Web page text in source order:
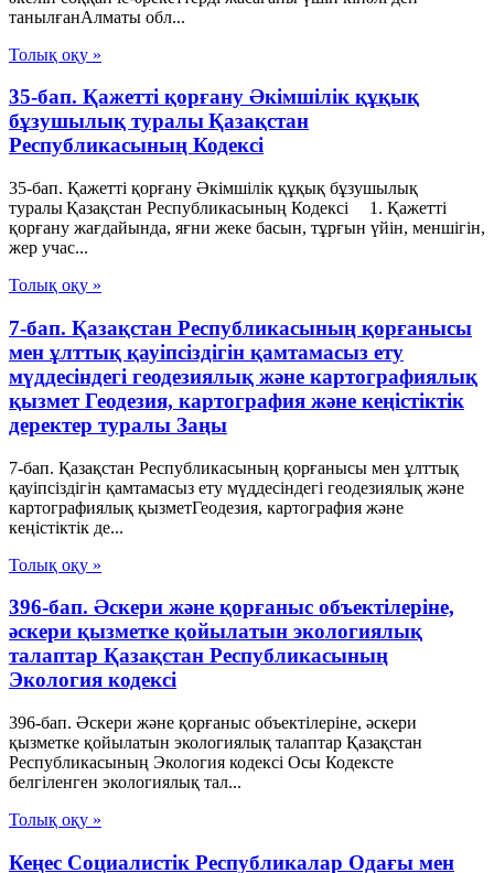
танылғанАлматы обл...
Толық оқу »
35-бап. Қажеттi қорғану Әкімшілік құқық
бұзушылық туралы Қазақстан
Республикасының Кодексі
35-бап. Қажеттi қорғану Әкімшілік құқық бұзушылық
туралы Қазақстан Республикасының Кодексі 1. Қажеттi
қорғану жағдайында, яғни жеке басын, тұрғын үйiн, меншiгiн,
жер учас...
Толық оқу »
7-бап. Қазақстан Республикасының қорғанысы
мен ұлттық қауіпсіздігін қамтамасыз ету
мүддесіндегі геодезиялық және картографиялық
қызмет Геодезия, картография және кеңістіктік
деректер туралы Заңы
7-бап. Қазақстан Республикасының қорғанысы мен ұлттық
қауіпсіздігін қамтамасыз ету мүддесіндегі геодезиялық және
картографиялық қызметГеодезия, картография және
кеңістіктік де...
Толық оқу »
396-бап. Әскери және қорғаныс объектілеріне,
әскери қызметке қойылатын экологиялық
талаптар Қазақстан Республикасының
Экология кодексі
396-бап. Әскери және қорғаныс объектілеріне, әскери
қызметке қойылатын экологиялық талаптар Қазақстан
Республикасының Экология кодексі Осы Кодексте
белгіленген экологиялық тал...
Толық оқу »
Кеңес Социалистік Республикалар Одағы мен